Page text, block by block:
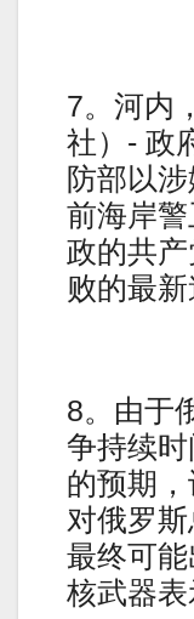
7。河内
社）- 政
防部以
前海岸
政的共
败的最新
8。由于
争持续
的预期
对俄罗
最终可
核武器表